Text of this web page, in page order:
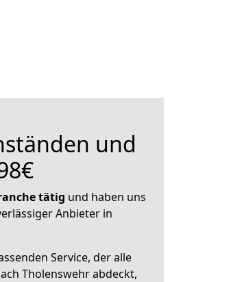
und
tätig und haben uns
Anbieter in
Service, der alle
Tholenswehr abdeckt,